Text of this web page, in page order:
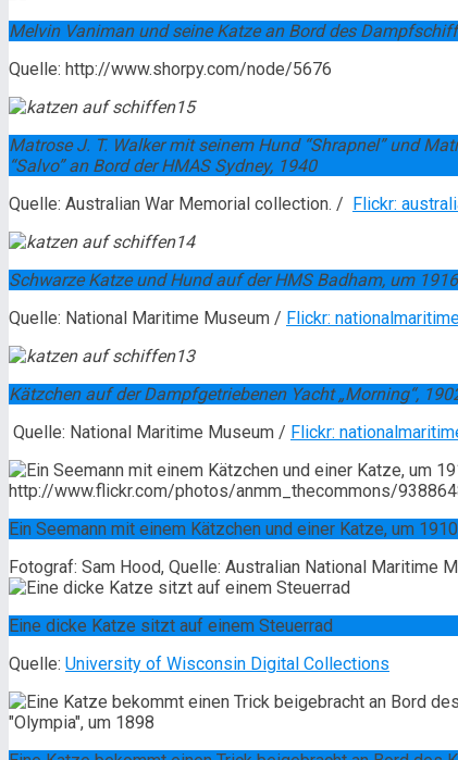
Melvin Vaniman und seine Katze an Bord des
Quelle: http://www.shorpy.com/node/5676
Matrose J. T. Walker mit seinem Hund “Shrapnel” und
“Salvo” an Bord der HMAS Sydney, 1940
Quelle: Australian War Memorial collection. /
Flickr:
Schwarze Katze und Hund auf der HMS Badham, um 1916
Quelle: National Maritime Museum / Flickr:
Kätzchen auf der Dampfgetriebenen Yacht „Morning“,
Quelle: National Maritime Museum / Flickr:
Ein Seemann mit einem Kätzchen und einer Katze, um 1910
Fotograf: Sam Hood, Quelle: Australian National Maritime
Eine dicke Katze sitzt auf einem Steuerrad
Quelle: University of Wisconsin Digital Collections